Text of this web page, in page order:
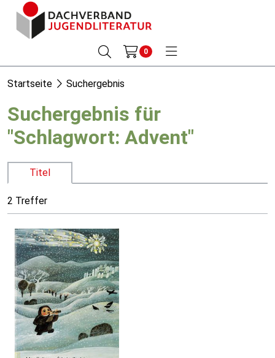
0
Startseite Suchergebnis
Suchergebnis für
"Schlagwort: Advent"
Titel
2 Treffer